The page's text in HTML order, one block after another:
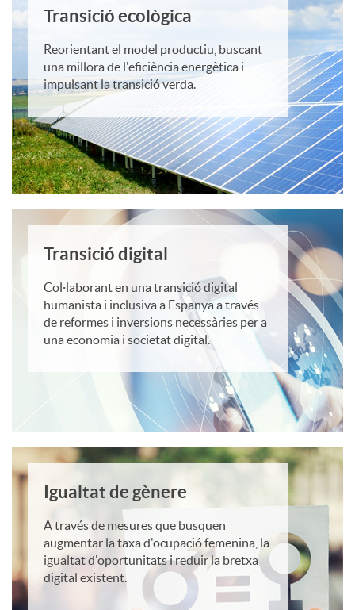
2
0
2
2
-
e
b
a
t
i
o
n
2
o
y
e
c
e
x
G
Transició ecològica
Reorientant el model productiu, buscant
una millora de l'eficiència energètica i
impulsant la transició verda.
Transició digital
Col·laborant en una transició digital
humanista i inclusiva a Espanya a través
de reformes i inversions necessàries per a
una economia i societat digital.
Igualtat de gènere
A través de mesures que busquen
augmentar la taxa d'ocupació femenina, la
igualtat d'oportunitats i reduir la bretxa
digital existent.